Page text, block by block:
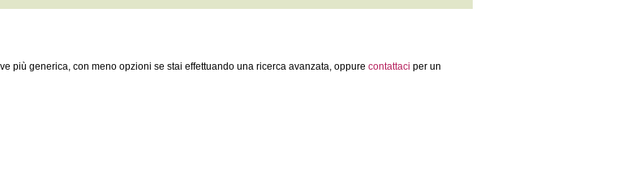
più generica, con meno opzioni se stai effettuando una ricerca avanzata, oppure contattaci per un